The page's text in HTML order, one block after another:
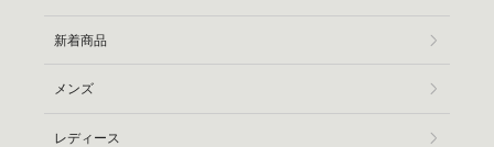
新着商品
メンズ
レディース